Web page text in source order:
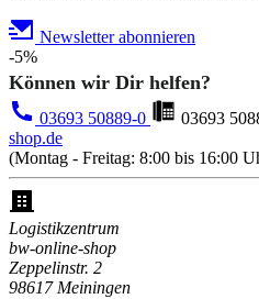
Newsletter abonnieren
-5%
Können wir Dir helfen?
03693 50889-0 03693
shop.de
(Montag - Freitag: 8:00 bis 16:00
Logistikzentrum
bw-online-shop
Zeppelinstr. 2
98617 Meiningen